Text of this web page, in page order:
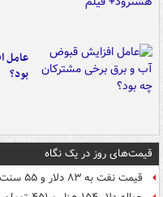
عامل
بود؟
قیمت‌های روز در یک نگاه
قیمت نفت به ۸۳ دلار و ۵۵ سنت در هر بشکه رسید